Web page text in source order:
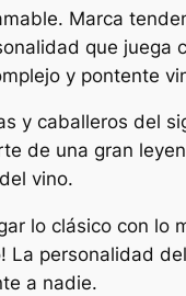
Marca
que
y pontente
y caballeros del
de una gran
vino.
lo clásico con lo
personalidad
a nadie.